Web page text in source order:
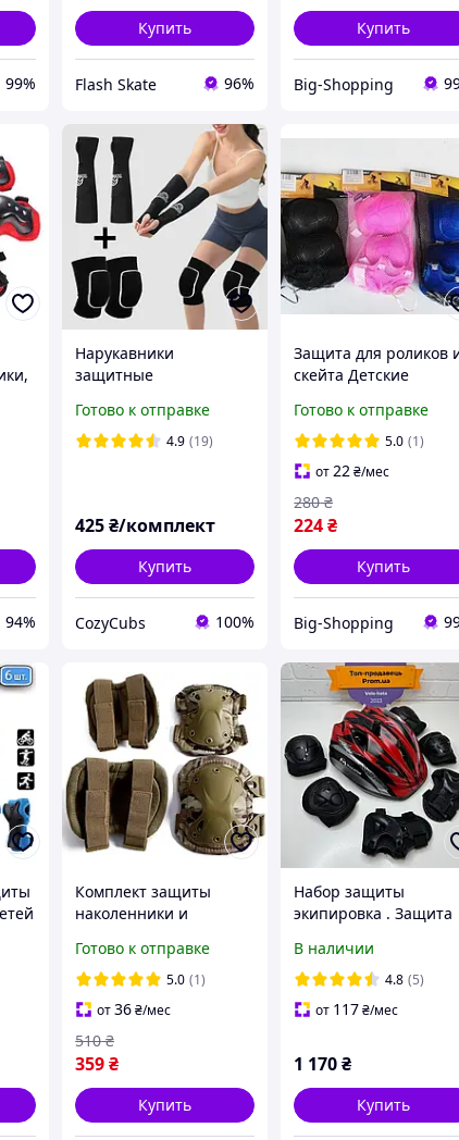
99%
Купить
Flash Skate 96%
Купить
Big-Shopping
94%
Нарукавники
защитные
наколенники комплект
М/26 см
Готово к отправке
4.9 (19)
425₴/комплект
Купить
CozyCubs 100%
Защита для роликов
скейта Детские
наколенники
Комплекты
защиты Maraton
Защита для скейта
Готово к отправке
5.0 (1)
от22₴/мес
224₴
280 ₴
Купить
Big-Shopping
Комплект защиты
наколенники и
регулируемые, для
локтей и колен,
военные
Готово к отправке
5.0 (1)
от36₴/мес
359₴
510 ₴
Купить
Набор защиты
экипировка . Защита
Шлем наколенники
налокотники перчатки
)
В наличии
4.8 (5)
от 117₴/мес
1 170₴
Купить